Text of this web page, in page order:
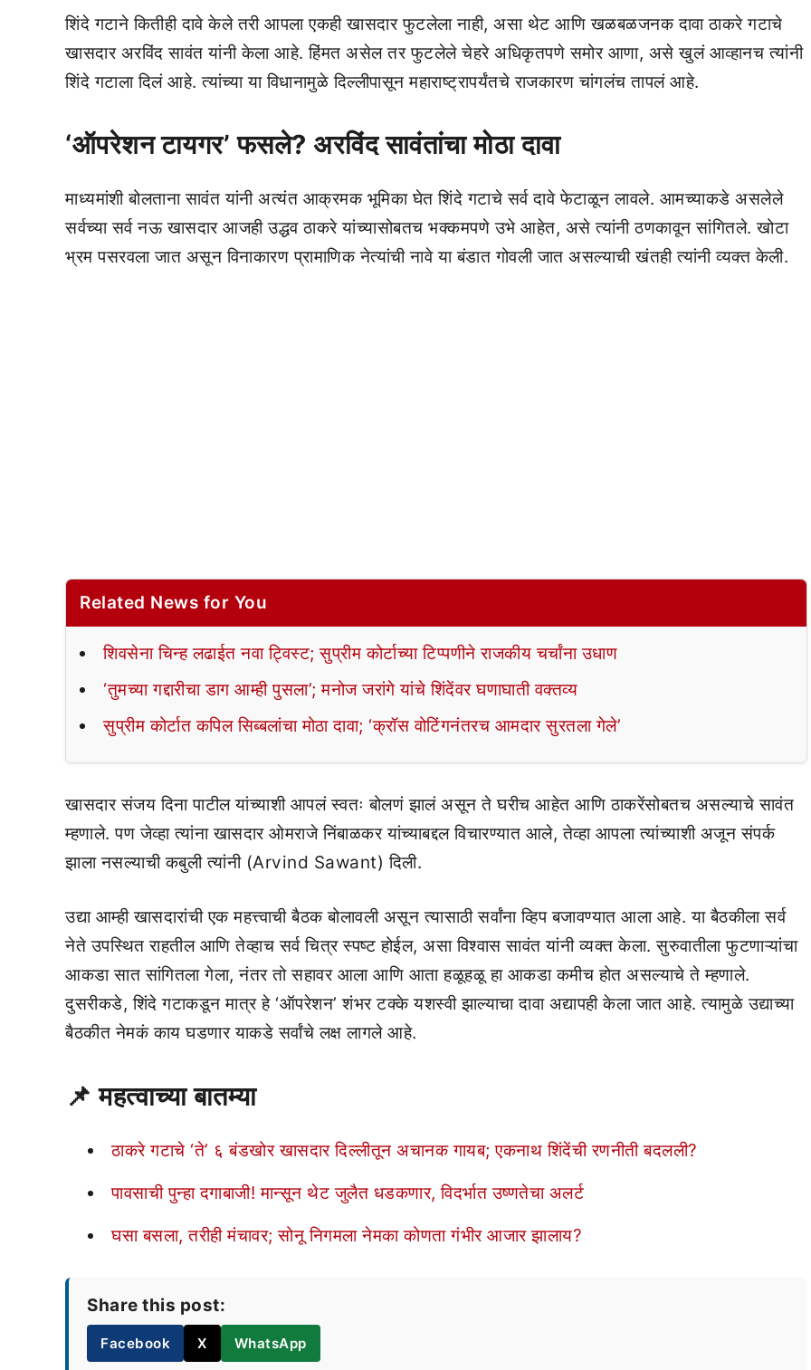
शिंदे गटाने कितीही दावे केले तरी आपला एकही खासदार फुटलेला नाही, असा थेट आणि खळबळजनक दावा ठाकरे गटाचे
खासदार अरविंद सावंत यांनी केला आहे. हिंमत असेल तर फुटलेले चेहरे अधिकृतपणे समोर आणा, असे खुलं आव्हानच त्यांनी
शिंदे गटाला दिलं आहे. त्यांच्या या विधानामुळे दिल्लीपासून महाराष्ट्रापर्यंतचे राजकारण चांगलंच तापलं आहे.
‘ऑपरेशन टायगर’ फसले? अरविंद सावंतांचा मोठा दावा
माध्यमांशी बोलताना सावंत यांनी अत्यंत आक्रमक भूमिका घेत शिंदे गटाचे सर्व दावे फेटाळून लावले. आमच्याकडे असलेले
सर्वच्या सर्व नऊ खासदार आजही उद्धव ठाकरे यांच्यासोबतच भक्कमपणे उभे आहेत, असे त्यांनी ठणकावून सांगितले. खोटा
भ्रम पसरवला जात असून विनाकारण प्रामाणिक नेत्यांची नावे या बंडात गोवली जात असल्याची खंतही त्यांनी व्यक्त केली.
Related News for You
शिवसेना चिन्ह लढाईत नवा ट्विस्ट; सुप्रीम कोर्टाच्या टिप्पणीने राजकीय चर्चांना उधाण
‘तुमच्या गद्दारीचा डाग आम्ही पुसला’; मनोज जरांगे यांचे शिंदेंवर घणाघाती वक्तव्य
सुप्रीम कोर्टात कपिल सिब्बलांचा मोठा दावा; ‘क्रॉस वोटिंगनंतरच आमदार सुरतला गेले’
खासदार संजय दिना पाटील यांच्याशी आपलं स्वतः बोलणं झालं असून ते घरीच आहेत आणि ठाकरेंसोबतच असल्याचे सावंत
म्हणाले. पण जेव्हा त्यांना खासदार ओमराजे निंबाळकर यांच्याबद्दल विचारण्यात आले, तेव्हा आपला त्यांच्याशी अजून संपर्क
झाला नसल्याची कबुली त्यांनी (Arvind Sawant) दिली.
उद्या आम्ही खासदारांची एक महत्त्वाची बैठक बोलावली असून त्यासाठी सर्वांना व्हिप बजावण्यात आला आहे. या बैठकीला सर्व
नेते उपस्थित राहतील आणि तेव्हाच सर्व चित्र स्पष्ट होईल, असा विश्वास सावंत यांनी व्यक्त केला. सुरुवातीला फुटणाऱ्यांचा
आकडा सात सांगितला गेला, नंतर तो सहावर आला आणि आता हळूहळू हा आकडा कमीच होत असल्याचे ते म्हणाले.
दुसरीकडे, शिंदे गटाकडून मात्र हे ‘ऑपरेशन’ शंभर टक्के यशस्वी झाल्याचा दावा अद्यापही केला जात आहे. त्यामुळे उद्याच्या
बैठकीत नेमकं काय घडणार याकडे सर्वांचे लक्ष लागले आहे.
📌महत्वाच्या बातम्या
ठाकरे गटाचे ‘ते’ ६ बंडखोर खासदार दिल्लीतून अचानक गायब; एकनाथ शिंदेंची रणनीती बदलली?
पावसाची पुन्हा दगाबाजी! मान्सून थेट जुलैत धडकणार, विदर्भात उष्णतेचा अलर्ट
घसा बसला, तरीही मंचावर; सोनू निगमला नेमका कोणता गंभीर आजार झालाय?
Share this post:
Facebook X WhatsApp